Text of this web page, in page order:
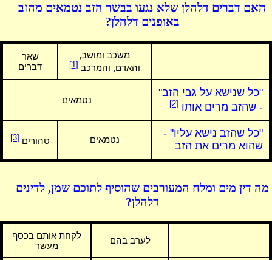
האם דברים דלהלן שלא נגעו בבשר הזב נטמאים מהזב
באופנים דלהלן?
משכב ומושב,
והאדם, והמרכב[1]
שאר
דברים
"כל שנישא על גבי הזב"
- שהזב מרים אותו [2] נטמאים
"כל שהזב נישא עליו" -
שהוא מרים את הזב
נטמאים טהורים [3]
מה דין מים ומלח המעורבים שהוסיף לתוכם שמן, לדינים
דלהלן?
לערב בהם
לקחת אותם בכסף
מעשר